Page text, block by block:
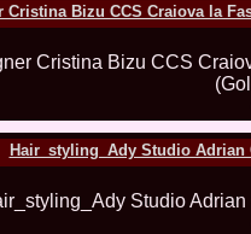
Cristina Bizu CCS Craiova la
Hair_styling_Ady Studio Adrian